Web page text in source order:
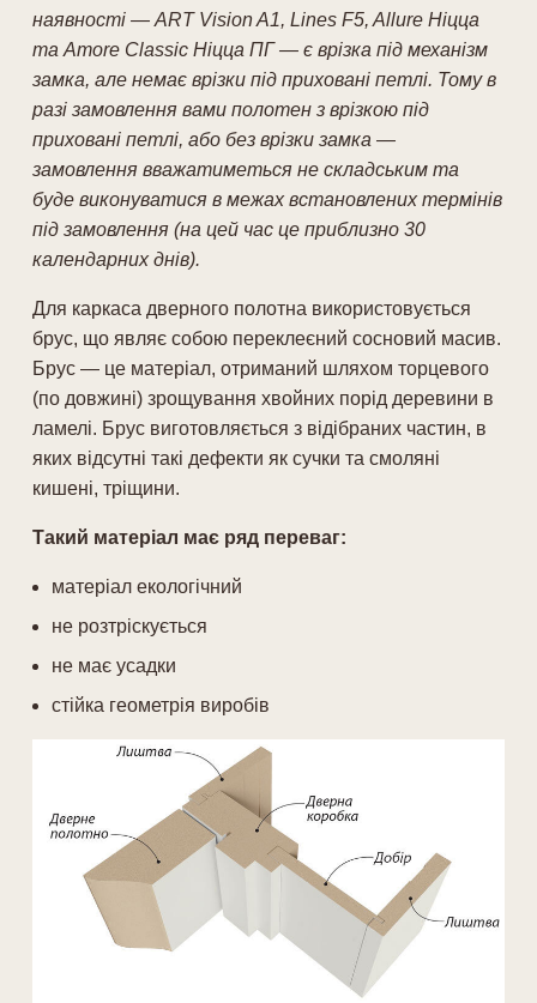
наявності — ART Vision A1, Lines F5, Allure Ніцца
та Amore Classic Ніцца ПГ — є врізка під механізм
замка, але немає врізки під приховані петлі. Тому в
разі замовлення вами полотен з врізкою під
приховані петлі, або без врізки замка —
замовлення вважатиметься не складським та
буде виконуватися в межах встановлених термінів
під замовлення (на цей час це приблизно 30
календарних днів).
Для каркаса дверного полотна використовується
брус, що являє собою переклеєний сосновий масив.
Брус — це матеріал, отриманий шляхом торцевого
(по довжині) зрощування хвойних порід деревини в
ламелі. Брус виготовляється з відібраних частин, в
яких відсутні такі дефекти як сучки та смоляні
кишені, тріщини.
Такий матеріал має ряд переваг:
матеріал екологічний
не розтріскується
не має усадки
стійка геометрія виробів